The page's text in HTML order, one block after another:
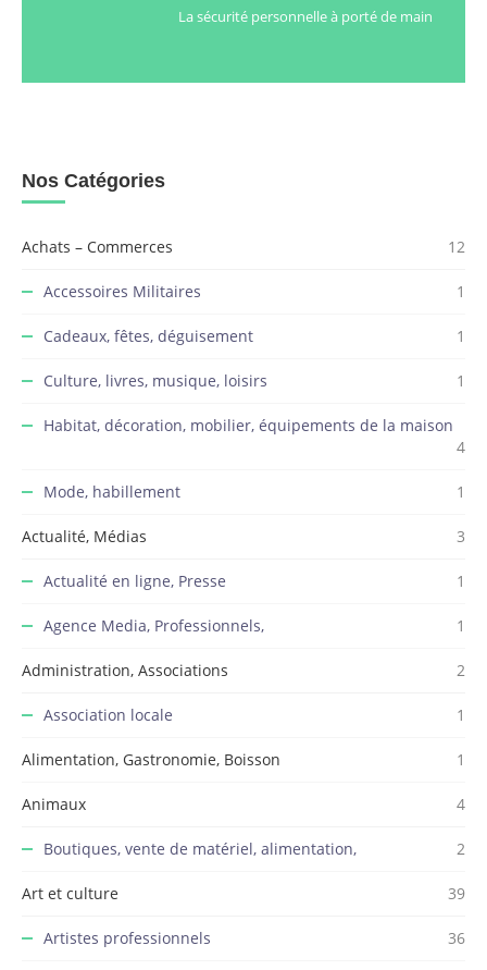
La sécurité personnelle à porté de main
Nos Catégories
Achats – Commerces 12
Accessoires Militaires 1
Cadeaux, fêtes, déguisement 1
Culture, livres, musique, loisirs 1
Habitat, décoration, mobilier, équipements de la maison
4
Mode, habillement 1
Actualité, Médias 3
Actualité en ligne, Presse 1
Agence Media, Professionnels, 1
Administration, Associations 2
Association locale 1
Alimentation, Gastronomie, Boisson 1
Animaux 4
Boutiques, vente de matériel, alimentation, 2
Art et culture 39
Artistes professionnels 36